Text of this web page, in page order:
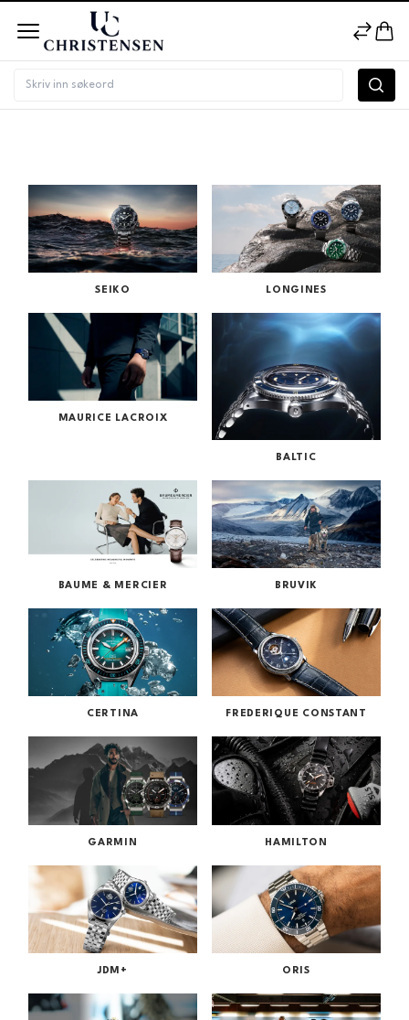
Merke
SEIKO LONGINES
MAURICE LACROIX
BALTIC
BAUME & MERCIER BRUVIK
CERTINA FREDERIQUE CONSTANT
GARMIN HAMILTON
JDM+ ORIS